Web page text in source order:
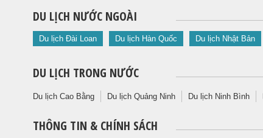
DU LỊCH NƯỚC NGOÀI
Du lịch Đài Loan Du lịch Hàn Quốc Du lịch Nhật Bản
DU LỊCH TRONG NƯỚC
Du lịch Cao Bằng Du lịch Quảng Ninh Du lịch Ninh Bình
THÔNG TIN & CHÍNH SÁCH